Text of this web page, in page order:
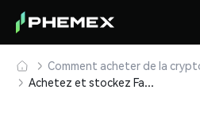
Comment acheter de la
Achetez et stockez Fanton Token (FTON) en toute sécurité